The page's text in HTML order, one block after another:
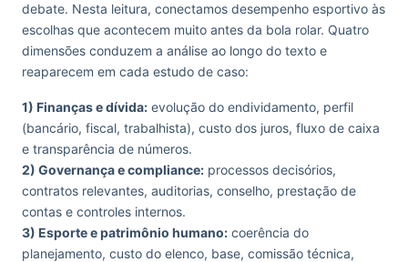
debate. Nesta leitura, conectamos desempenho esportivo às
escolhas que acontecem muito antes da bola rolar. Quatro
dimensões conduzem a análise ao longo do texto e
reaparecem em cada estudo de caso:
1) Finanças e dívida: evolução do endividamento, perfil
(bancário, fiscal, trabalhista), custo dos juros, fluxo de caixa
e transparência de números.
2) Governança e compliance: processos decisórios,
contratos relevantes, auditorias, conselho, prestação de
contas e controles internos.
3) Esporte e patrimônio humano: coerência do
planejamento, custo do elenco, base, comissão técnica,